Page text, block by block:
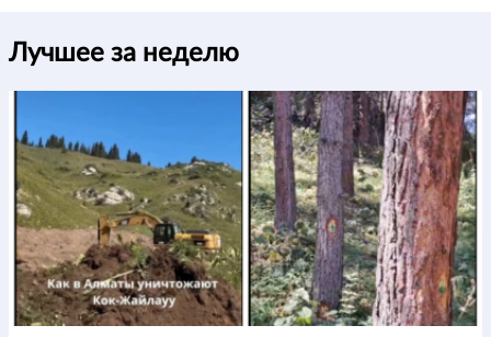
Лучшее за неделю